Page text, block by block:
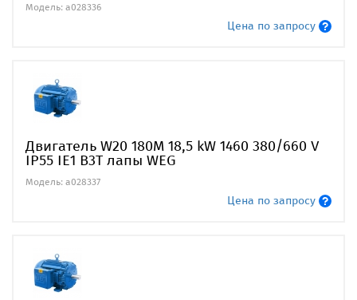
Модель: a028336
Цена по запросу
Двигатель W20 180M 18,5 kW 1460 380/660 V
IP55 IE1 B3T лапы WEG
Модель: a028337
Цена по запросу